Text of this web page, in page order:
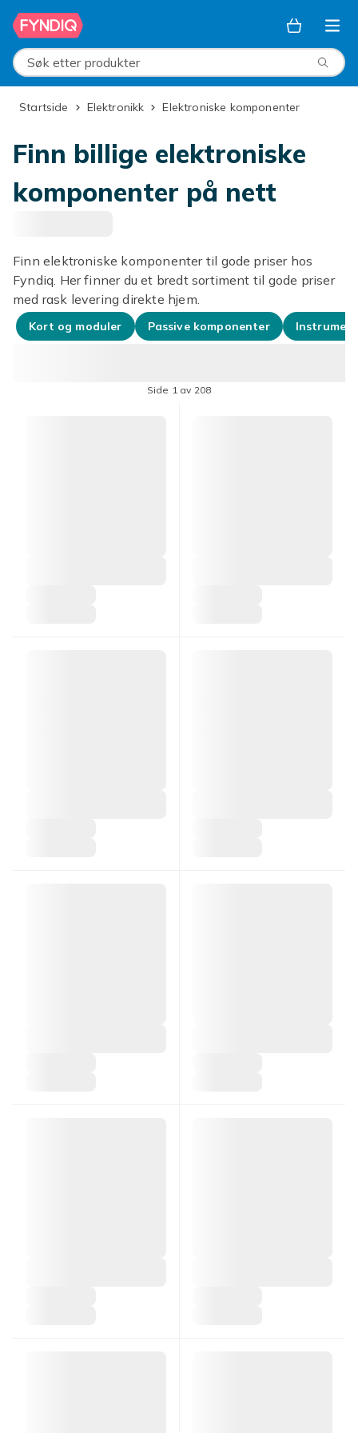
Hopp til hovedinnhold
Søk etter produkter
Startside Elektronikk Elektroniske komponenter
Finn billige elektroniske
komponenter på nett
Finn elektroniske komponenter til gode priser hos
Fyndiq. Her finner du et bredt sortiment til gode priser
med rask levering direkte hjem.
Kort og moduler Passive komponenter
Side 1 av 208